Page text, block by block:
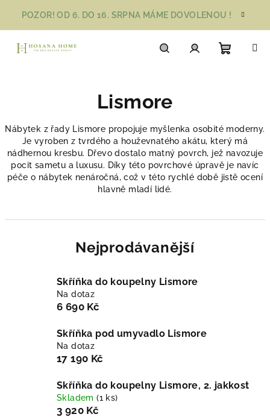
obsah
POZOR! OD 6. DO 16. SRPNA MÁME DOVOLENOU !
Lismore
Nábytek z řady Lismore propojuje myšlenka osobité moderny.
Je vyroben z tvrdého a houževnatého akátu, který má
nádhernou kresbu. Dřevo dostalo matný povrch, jež navozuje
pocit sametu a luxusu. Díky této povrchové úpravě je navíc
péče o nábytek nenáročná, což v této rychlé době jistě ocení
hlavně mladí lidé.
Nejprodávanější
Skříňka do koupelny Lismore
Na dotaz
6 690 Kč
Skříňka pod umyvadlo Lismore
Na dotaz
17 190 Kč
Skříňka do koupelny Lismore, 2. jakkost
Skladem(1 ks)
3 920 Kč